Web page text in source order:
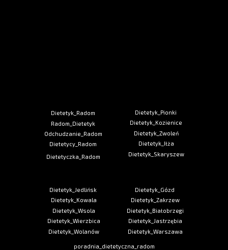
poradnia_dietetyczna_radom
Dietetyk_Warszawa
Dietetyk_Jastrzębia
Dietetyk_Białobrzegi
Dietetyk_Zakrzew
Dietetyk_Gózd
Dietetyk_Wolanów
Dietetyk_Wierzbica
Dietetyk_Wsola
Dietetyk_Kowala
Dietetyk_Jedlińsk
Dietetyk_Skaryszew
Dietetyk_Iłża
Dietetyk_Zwoleń
Dietetyk_Kozienice
Dietetyk_Pionki
Dietetyczka_Radom
Dietetycy_Radom
Odchudzanie_Radom
Radom_Dietetyk
Dietetyk_Radom